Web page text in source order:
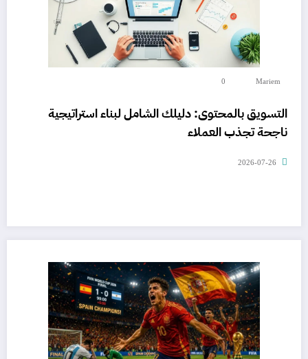
Mariem
0
التسويق بالمحتوى: دليلك الشامل لبناء استراتيجية
ناجحة تجذب العملاء
2026-07-26